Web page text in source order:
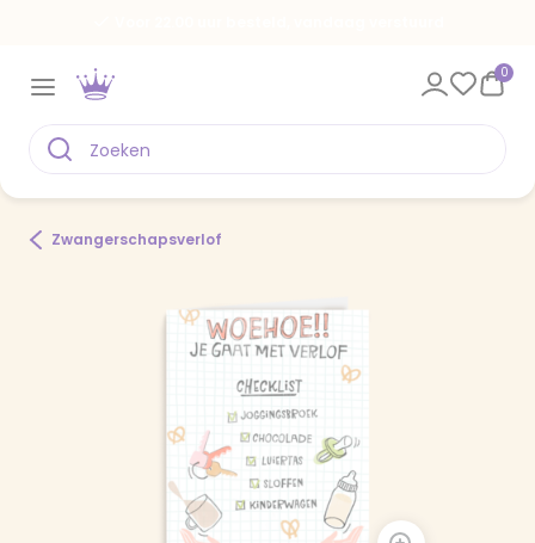
0
Zwangerschapsverlof